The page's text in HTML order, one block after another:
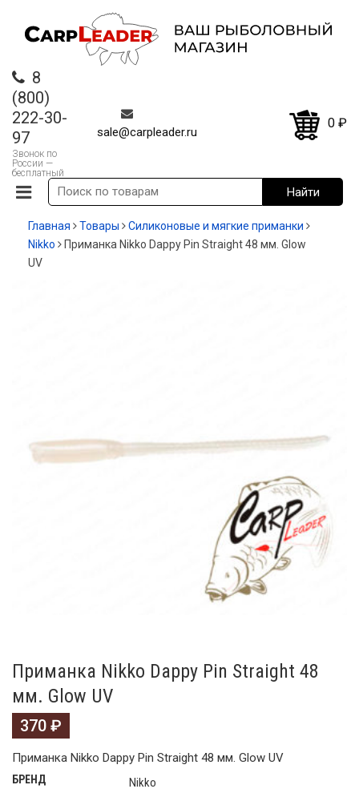
8
(800)
222-30-
97
Звонок по
России —
бесплатный
sale@carpleader.ru
0 ₽
Главная Товары
Силиконовые и мягкие приманки
Nikko
Приманка Nikko Dappy Pin Straight 48 мм. Glow
UV
Приманка Nikko Dappy Pin Straight 48
мм. Glow UV
370 ₽
Приманка Nikko Dappy Pin Straight 48 мм. Glow UV
БРЕНД Nikko